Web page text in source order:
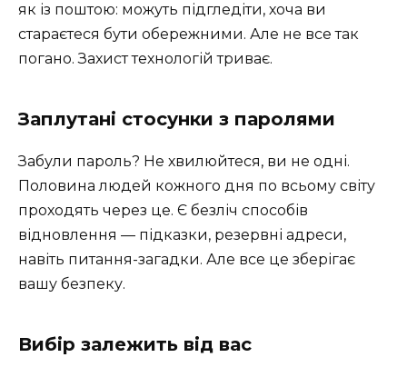
як із поштою: можуть підгледіти, хоча ви
стараєтеся бути обережними. Але не все так
погано. Захист технологій триває.
Заплутані стосунки з паролями
Забули пароль? Не хвилюйтеся, ви не одні.
Половина людей кожного дня по всьому світу
проходять через це. Є безліч способів
відновлення — підказки, резервні адреси,
навіть питання-загадки. Але все це зберігає
вашу безпеку.
Вибір залежить від вас